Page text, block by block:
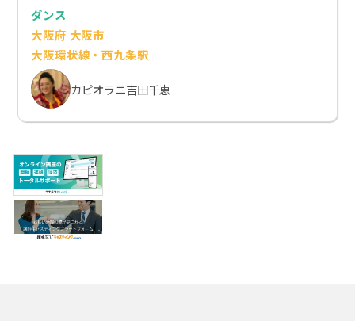
ダンス
大阪府 大阪市
大阪環状線・西九条駅
カピオラニ吉田千恵